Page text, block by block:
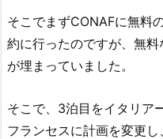
そこでまずCONAFに無料
約に行ったのですが、無
が埋まっていました。
そこで、3泊目をイタリア
フランセスに計画を変更